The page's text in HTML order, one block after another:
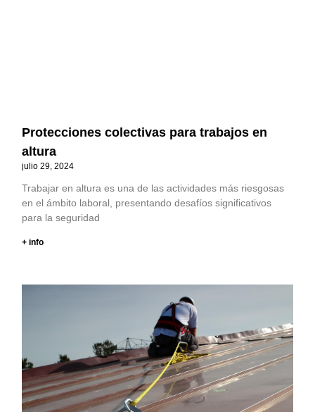
Protecciones colectivas para trabajos en
altura
julio 29, 2024
Trabajar en altura es una de las actividades más riesgosas
en el ámbito laboral, presentando desafíos significativos
para la seguridad
+ info